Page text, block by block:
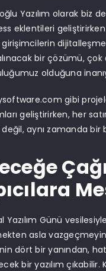
Yazılım olarak biz
eklentileri
bir çözümü,
olduğuna
gibi
geliştirirken, her
aynı zamanda bir
Yazılım Günü
asla
dört bir yanından,
bir yazılım